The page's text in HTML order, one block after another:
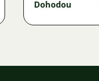
Dohodou